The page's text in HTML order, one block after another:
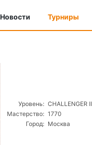
Новости Турниры
Уровень: CHALLENGER II
Мастерство: 1770
Город: Москва